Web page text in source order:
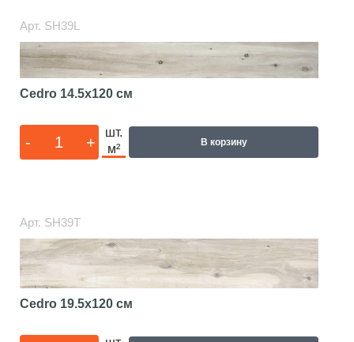
Арт. SH39L
Cedro 14.5x120 см
- +
шт.
м²
В корзину
Арт. SH39T
Cedro 19.5x120 см